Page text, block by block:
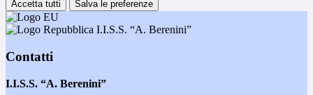
Accetta tutti Salva le preferenze
I.I.S.S. “A. Berenini”
Contatti
I.I.S.S. “A. Berenini”